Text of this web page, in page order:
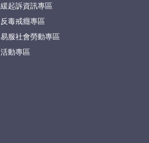
緩起訴資訊專區
反毒戒癮專區
易服社會勞動專區
活動專區